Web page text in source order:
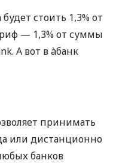
стоить 1,3% от
— 1,3% от суммы
А вот в àбанк
принимать
или дистанционно
банков